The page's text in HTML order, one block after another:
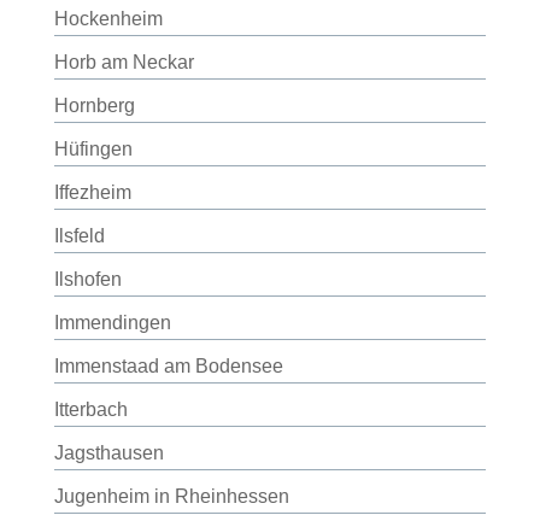
Hockenheim
Horb am Neckar
Hornberg
Hüfingen
Iffezheim
Ilsfeld
Ilshofen
Immendingen
Immenstaad am Bodensee
Itterbach
Jagsthausen
Jugenheim in Rheinhessen